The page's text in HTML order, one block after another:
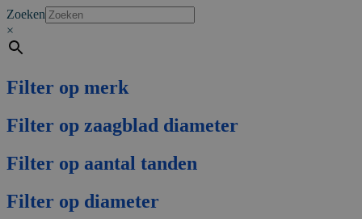
Zoeken
×
Filter op merk
Filter op zaagblad diameter
Filter op aantal tanden
Filter op diameter